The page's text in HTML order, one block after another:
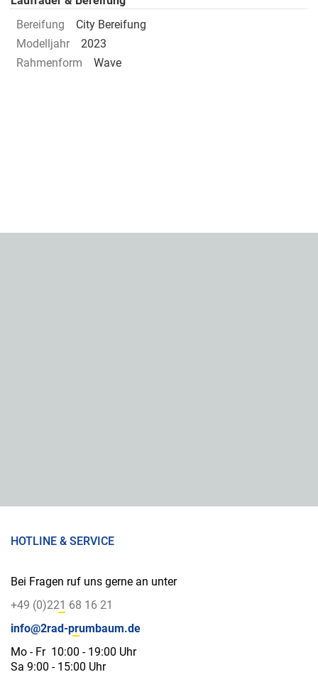
Bereifung
City Bereifung
Modelljahr
2023
Rahmenform
Wave
HOTLINE & SERVICE
Bei Fragen ruf uns gerne an unter
+49 (0)221 68 16 21
info@2rad-prumbaum.de
Mo - Fr 10:00 - 19:00 Uhr
Sa 9:00 - 15:00 Uhr